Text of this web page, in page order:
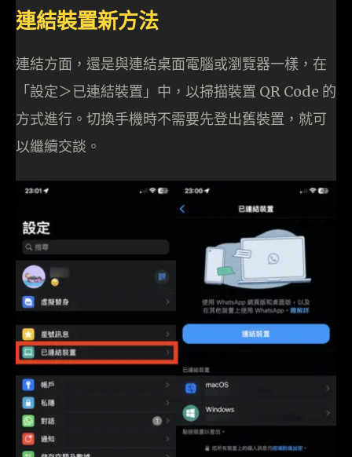
連結裝置新方法
連結方面，還是與連結桌面電腦或瀏覽器一樣，在
「設定＞已連結裝置」中，以掃描裝置 QR Code 的
方式進行。切換手機時不需要先登出舊裝置，就可
以繼續交談。